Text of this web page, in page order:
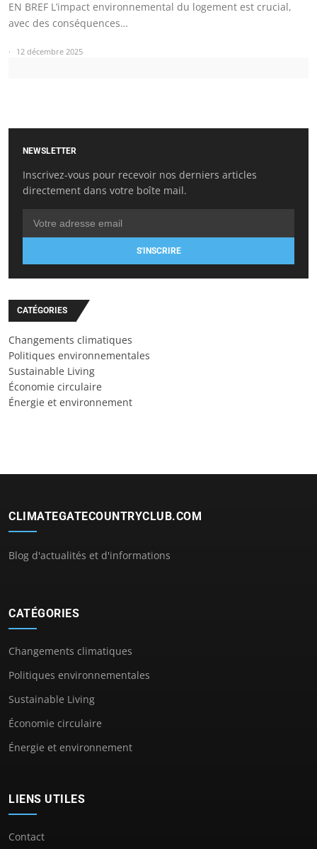
EN BREF L’impact environnemental du logement est crucial,
avec des conséquences…
12 décembre 2025
NEWSLETTER
Inscrivez-vous pour recevoir nos derniers articles
directement dans votre boîte mail.
S'INSCRIRE
CATÉGORIES
Changements climatiques
Politiques environnementales
Sustainable Living
Économie circulaire
Énergie et environnement
CLIMATEGATECOUNTRYCLUB.COM
Blog d'actualités et d'informations
CATÉGORIES
Changements climatiques
Politiques environnementales
Sustainable Living
Économie circulaire
Énergie et environnement
LIENS UTILES
Contact